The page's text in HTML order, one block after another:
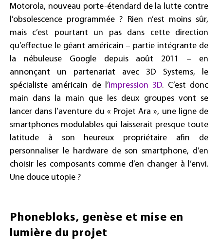
Motorola, nouveau porte-étendard de la lutte contre
l’obsolescence programmée ? Rien n’est moins sûr,
mais c’est pourtant un pas dans cette direction
qu’effectue le géant américain – partie intégrante de
la nébuleuse Google depuis août 2011 – en
annonçant un partenariat avec 3D Systems, le
spécialiste américain de l’impression 3D. C’est donc
main dans la main que les deux groupes vont se
lancer dans l’aventure du « Projet Ara », une ligne de
smartphones modulables qui laisserait presque toute
latitude à son heureux propriétaire afin de
personnaliser le hardware de son smartphone, d’en
choisir les composants comme d’en changer à l’envi.
Une douce utopie ?
Phonebloks, genèse et mise en
lumière du projet